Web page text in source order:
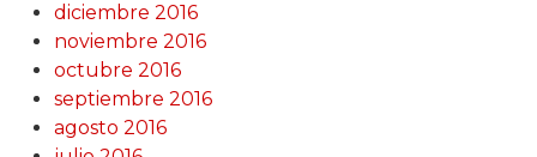
diciembre 2016
noviembre 2016
octubre 2016
septiembre 2016
agosto 2016